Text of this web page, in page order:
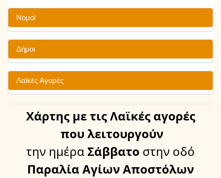
Νομοί
Δήμοι
Λαϊκές Αγορές
Χάρτης με τις Λαϊκές αγορές
που λειτουργούν
την ημέραΣάββατο στην οδό
Παραλία Αγίων Αποστόλων